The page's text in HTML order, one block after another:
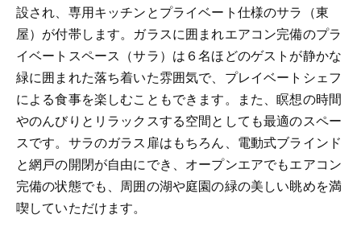
設され、専用キッチンとプライベート仕様のサラ（東
屋）が付帯します。ガラスに囲まれエアコン完備のプラ
イベートスペース（サラ）は６名ほどのゲストが静かな
緑に囲まれた落ち着いた雰囲気で、プレイベートシェフ
による食事を楽しむこともできます。また、瞑想の時間
やのんびりとリラックスする空間としても最適のスペー
スです。サラのガラス扉はもちろん、電動式ブラインド
と網戸の開閉が自由にでき、オープンエアでもエアコン
完備の状態でも、周囲の湖や庭園の緑の美しい眺めを満
喫していただけます。